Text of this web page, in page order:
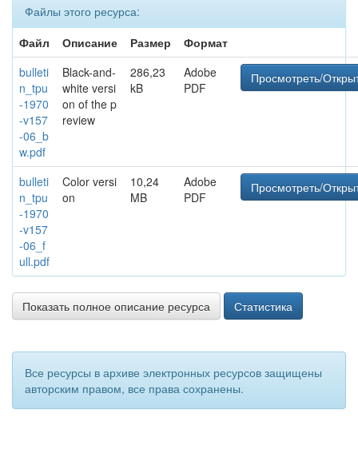
Файлы этого ресурса:
Файл
Описание Размер
Формат
bulleti
n_tpu
-1970
-v157
-06_b
w.pdf
Black-and-
white versi
on of the p
review
286,23
kB
Adobe
PDF
Просмотреть/
bulleti
n_tpu
-1970
-v157
-06_f
ull.pdf
Color versi
on
10,24
MB
Adobe
PDF
Просмотреть/
Показать полное описание ресурса Статистика
Все ресурсы в архиве электронных ресурсов защищены
авторским правом, все права сохранены.